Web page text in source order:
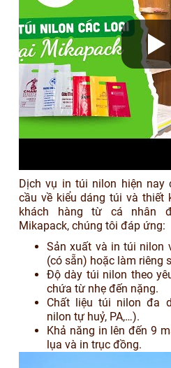
Dịch vụ in túi nilon hiện nay
cầu về kiểu dáng túi và thiết
khách hàng từ cá nhân
Mikapack, chúng tôi đáp ứng:
Sản xuất và in túi nilon
(có sẵn) hoặc làm riêng
Độ dày túi nilon theo
chứa từ nhẹ đến nặng.
Chất liệu túi nilon đa
nilon tự huỷ, PA,…).
Khả năng in lên đến 9
lụa và in trục đồng.